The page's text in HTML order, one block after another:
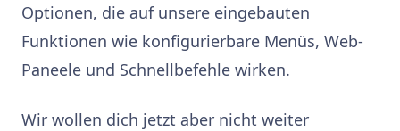
Optionen, die auf unsere eingebauten
Funktionen wie konfigurierbare Menüs, Web-
Paneele und Schnellbefehle wirken.
Wir wollen dich jetzt aber nicht weiter